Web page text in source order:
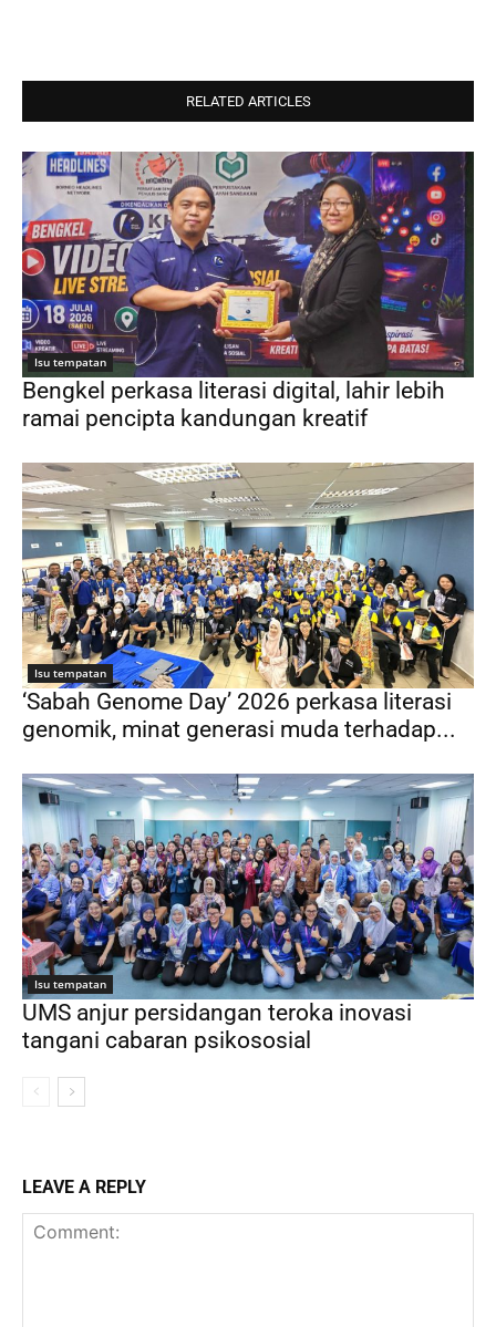
RELATED ARTICLES
Isu tempatan
Bengkel perkasa literasi digital, lahir lebih
ramai pencipta kandungan kreatif
Isu tempatan
‘Sabah Genome Day’ 2026 perkasa literasi
genomik, minat generasi muda terhadap...
Isu tempatan
UMS anjur persidangan teroka inovasi
tangani cabaran psikososial
LEAVE A REPLY